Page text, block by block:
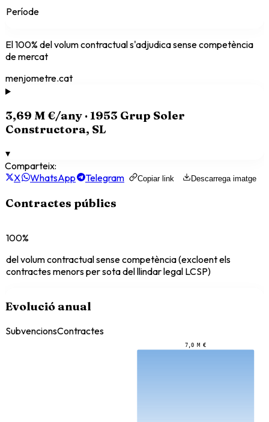
Període
El100% del volum contractual s'adjudica sense competència
de mercat
menjometre.cat
3,69 M €/any · 1953 Grup Soler
Constructora, SL
▾
Comparteix:
X
WhatsApp Telegram Copiar link Descarrega imatge
Contractes públics
100%
del volum contractual sense competència (excloent els
contractes menors per sota del llindar legal LCSP)
Evolució anual
SubvencionsContractes
7,0 M €